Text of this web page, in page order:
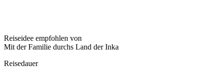
Reiseidee empfohlen von
Mit der Familie durchs Land der Inka
Reisedauer